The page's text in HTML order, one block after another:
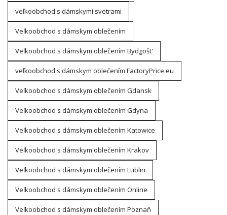
veľkoobchod s dámskymi svetrami
Veľkoobchod s dámskym oblečením
Veľkoobchod s dámskym oblečením Bydgošt'
veľkoobchod s dámskym oblečením FactoryPrice.eu
Veľkoobchod s dámskym oblečením Gdansk
Veľkoobchod s dámskym oblečením Gdyna
Veľkoobchod s dámskym oblečením Katowice
Veľkoobchod s dámskym oblečením Krakov
Veľkoobchod s dámskym oblečením Lublin
Veľkoobchod s dámskym oblečením Online
Veľkoobchod s dámskym oblečením Poznaň